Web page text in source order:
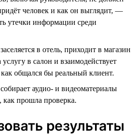
человек и как он выглядит, —
утечки информации среди
в отель, приходит в магазин
в салон и взаимодействует
общался бы реальный клиент.
аудио- и видеоматериалы
прошла проверка.
результаты